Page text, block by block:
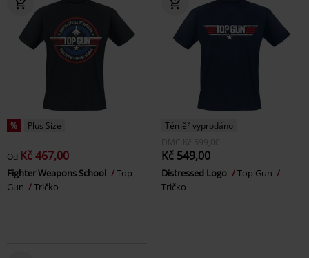
% Plus Size
Od Kč 467,00
Fighter Weapons School
Top
Gun
Tričko
Téměř vyprodáno
DMC
Kč 599,00
Kč 549,00
Distressed Logo
Top Gun
Tričko